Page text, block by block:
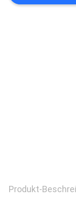
Produkt-